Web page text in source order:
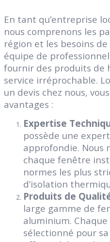
En tant qu’entreprise
nous comprenons les
région et les besoins
équipe de
fournir des produits de
service irréprochable.
un devis chez nous,
avantages :
Expertise
possède une
approfondie. Nous
chaque fenêtre
normes les plus
d’isolation
Produits de
large gamme de
aluminium.
sélectionné pour